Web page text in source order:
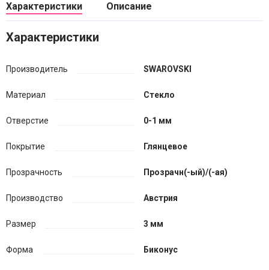
Характеристики Описание
Характеристики
Производитель SWAROVSKI
Материал Стекло
Отверстие 0-1 мм
Покрытие Глянцевое
Прозрачность Прозрачн(-ый)/(-ая)
Производство Австрия
Размер 3 мм
Форма Биконус